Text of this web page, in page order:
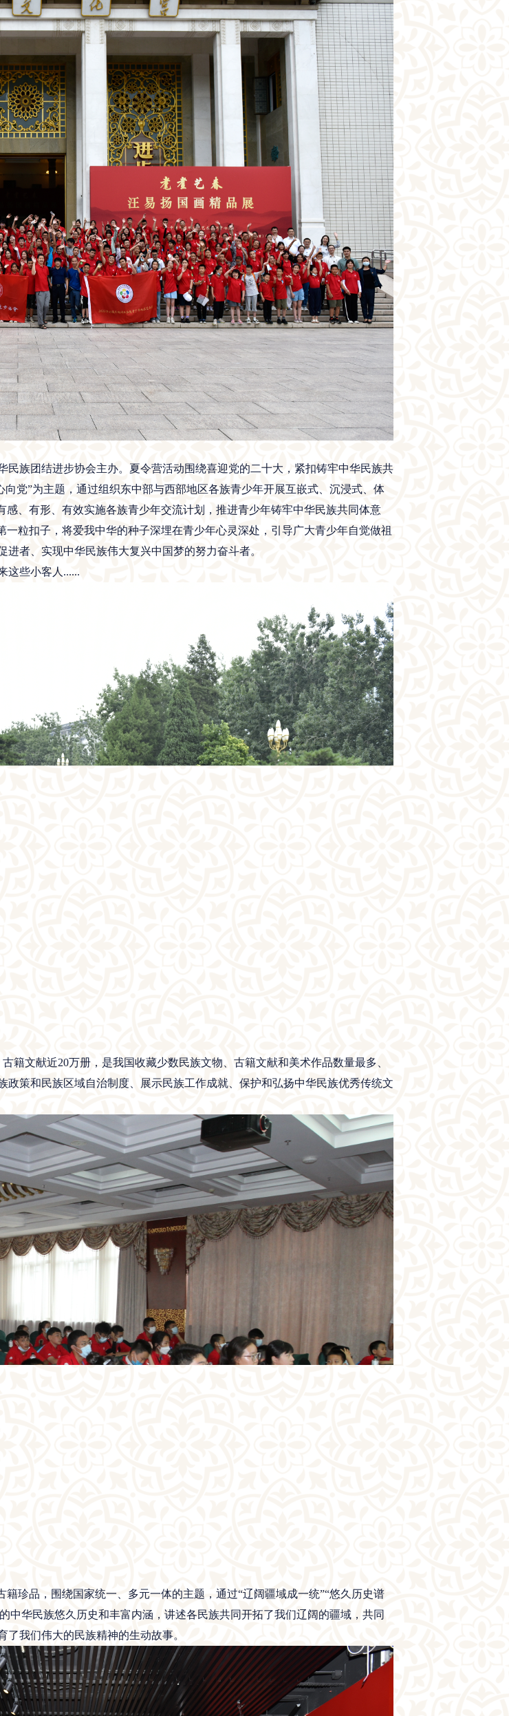
族团结进步协会主办。夏令营活动围绕喜迎党的二十大，紧扣铸牢中华民族共
党”为主题，通过组织东中部与西部地区各族青少年开展互嵌式、沉浸式、体
、有形、有效实施各族青少年交流计划，推进青少年铸牢中华民族共同体意
粒扣子，将爱我中华的种子深埋在青少年心灵深处，引导广大青少年自觉做祖
者、实现中华民族伟大复兴中国梦的努力奋斗者。
些小客人......
文献近20万册，是我国收藏少数民族文物、古籍文献和美术作品数量最多、
策和民族区域自治制度、展示民族工作成就、保护和弘扬中华民族优秀传统文
品，围绕国家统一、多元一体的主题，通过“辽阔疆域成一统”“悠久历史谱
中华民族悠久历史和丰富内涵，讲述各民族共同开拓了我们辽阔的疆域，共同
我们伟大的民族精神的生动故事。